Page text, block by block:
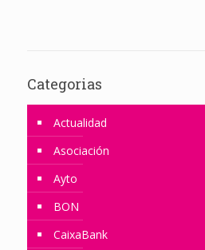
Categorias
Actualidad
Asociación
Ayto
BON
CaixaBank